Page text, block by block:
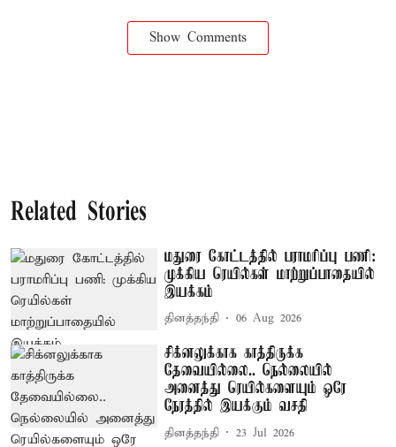
Show Comments
Related Stories
மதுரை கோட்டத்தில் பராமரிப்பு பணி:
முக்கிய ரெயில்கள் மாற்றுப்பாதையில்
இயக்கம்
தினத்தந்தி 06 Aug 2026
சிக்னலுக்காக காத்திருக்க
தேவையில்லை.. நெல்லையில்
அனைத்து ரெயில்களையும் ஒரே
நேரத்தில் இயக்கும் வசதி
தினத்தந்தி 23 Jul 2026